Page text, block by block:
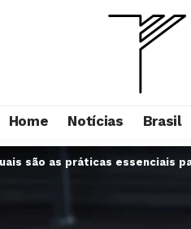
Home Notícias Brasil
são as práticas essenciais